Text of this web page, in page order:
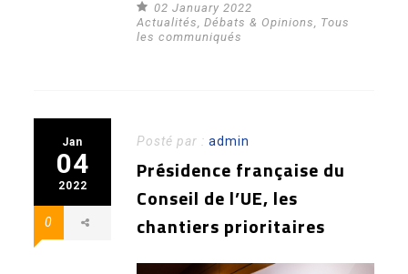
02 January 2022
Actualités,Débats & Opinions, Tous
les communiqués
Jan
04
2022
0
Posté par :admin
Présidence française du
Conseil de l’UE, les
chantiers prioritaires